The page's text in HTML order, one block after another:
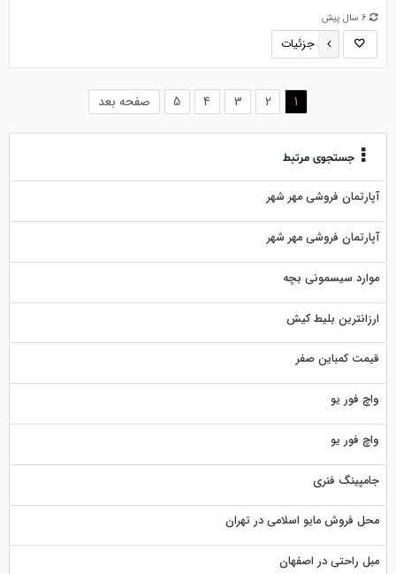
6 سال پیش
جزئیات
1
(current)
2
3
4
5 صفحه بعد
جستجوی مرتبط
آپارتمان فروشی مهر شهر
آپارتمان فروشی مهر شهر
موارد سیسمونی بچه
ارزانترین بلیط کیش
قیمت کمباین صفر
واچ فور یو
واچ فور یو
جامپینگ فنری
محل فروش مایو اسلامی در تهران
مبل راحتی در اصفهان